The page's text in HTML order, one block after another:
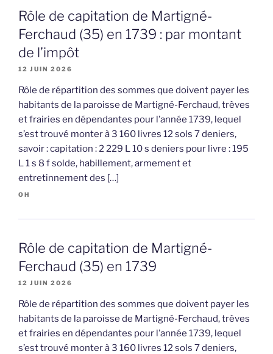
Rôle de capitation de Martigné-
Ferchaud (35) en 1739 : par montant
de l’impôt
12 JUIN 2026
Rôle de répartition des sommes que doivent payer les
habitants de la paroisse de Martigné-Ferchaud, trèves
et frairies en dépendantes pour l’année 1739, lequel
s’est trouvé monter à 3 160 livres 12 sols 7 deniers,
savoir : capitation : 2 229 L 10 s deniers pour livre : 195
L 1 s 8 f solde, habillement, armement et
entretinnement des […]
OH
Rôle de capitation de Martigné-
Ferchaud (35) en 1739
12 JUIN 2026
Rôle de répartition des sommes que doivent payer les
habitants de la paroisse de Martigné-Ferchaud, trèves
et frairies en dépendantes pour l’année 1739, lequel
s’est trouvé monter à 3 160 livres 12 sols 7 deniers,